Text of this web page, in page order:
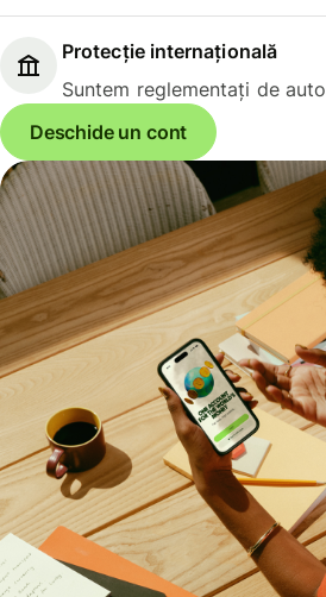
Protecție internațională
Suntem reglementați de
Deschide un cont